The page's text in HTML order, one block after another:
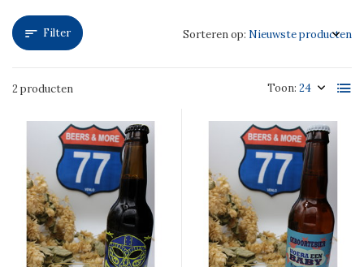
Filter
2 producten Toon:
Sorteren op: